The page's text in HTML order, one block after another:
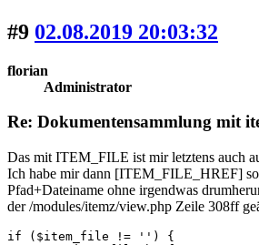
#9 02.08.2019 20:03:32
florian
Administrator
Re: Dokumentensammlung mit
Das mit ITEM_FILE ist mir letztens auch
Ich habe mir dann [ITEM_FILE_HREF] so
Pfad+Dateiname ohne irgendwas
der /modules/itemz/view.php Zeile 308ff
if ($item_file != '') {